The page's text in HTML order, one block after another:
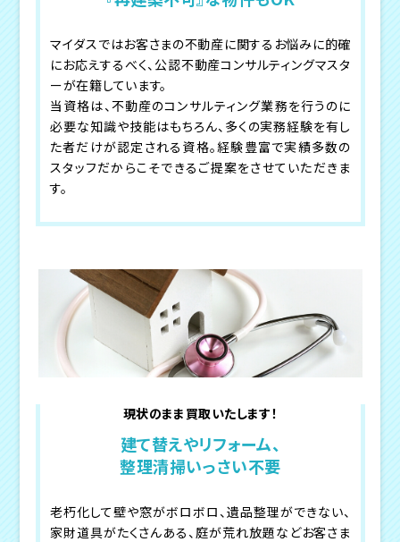
マイダスではお客さまの不動産に関するお悩みに的確
にお応えするべく、公認不動産コンサルティングマスタ
ーが在籍しています。
当資格は、不動産のコンサルティング業務を行うのに
必要な知識や技能はもちろん、多くの実務経験を有し
た者だけが認定される資格。経験豊富で実績多数の
スタッフだからこそできるご提案をさせていただきま
す。
現状のまま買取いたします！
建て替えやリフォーム、
整理清掃いっさい不要
老朽化して壁や窓がボロボロ、遺品整理ができない、
家財道具がたくさんある、庭が荒れ放題などお客さま